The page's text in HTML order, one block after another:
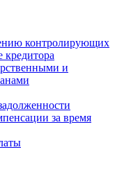
контролирующих
кредитора
и
за время